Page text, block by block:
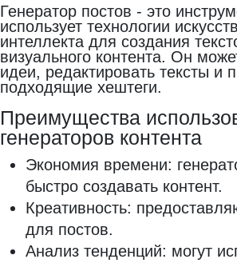
Генератор постов - это
использует технологии
интеллекта для создания
визуального контента. Он
идеи, редактировать тексты и
подходящие хештеги.
Преимущества
генераторов контента
Экономия времени:
быстро создавать контент.
Креативность:
для постов.
Анализ тенденций: могут